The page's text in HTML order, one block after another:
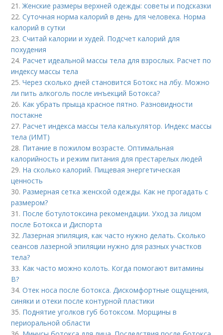
21.Женские размеры верхней одежды: советы и подсказки
22.Суточная норма калорий в день для человека. Норма
калорий в сутки
23.Считай калории и худей. Подсчет калорий для
похудения
24. Расчет идеальной массы тела для взрослых. Расчет по
индексу массы тела
25.Через сколько дней становится Ботокс на лбу. Можно
ли пить алкоголь после инъекций Ботокса?
26. Как убрать прыща красное пятно. Разновидности
постакне
27. Расчет индекса массы тела калькулятор. Индекс массы
тела (ИМТ)
28. Питание в пожилом возрасте. Оптимальная
калорийность и режим питания для престарелых людей
29. На сколько калорий. Пищевая энергетическая
ценность
30. Размерная сетка женской одежды. Как не прогадать с
размером?
31. После ботулотоксина рекомендации. Уход за лицом
после Ботокса и Диспорта
32.Лазерная эпиляция, как часто нужно делать. Сколько
сеансов лазерной эпиляции нужно для разных участков
тела?
33. Как часто можно колоть. Когда помогают витамины
B?
34.Отек носа после ботокса. Дискомфортные ощущения,
синяки и отеки после контурной пластики
35. Поднятие уголков губ ботоксом. Морщины в
периоральной области